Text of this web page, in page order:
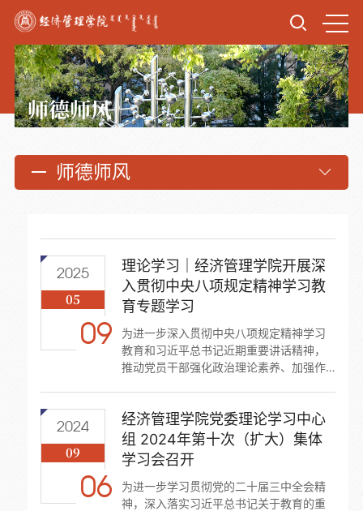
师德师风
师德师风
2025
05
09
理论学习｜经济管理学院开展深
入贯彻中央八项规定精神学习教
育专题学习
为进一步深入贯彻中央八项规定精神学习
教育和习近平总书记近期重要讲话精神，
推动党员干部强化政治理论素养、加强作
在赛罕校区田家炳教育书院楼728会议室召
开。学院领导班子成员、党委委员、各党
支部书记参加会议，会议由学院党委书记
智如水主持。会议首先围绕深入贯彻中央
八项规定精神学习教育开展专题学习研
讨，原原本本学习了《习近平关于加强党
2024
09
06
经济管理学院党委理论学习中心
组 2024年第十次（扩大）集体
学习会召开
为进一步学习贯彻党的二十届三中全会精
神，深入落实习近平总书记关于教育的重